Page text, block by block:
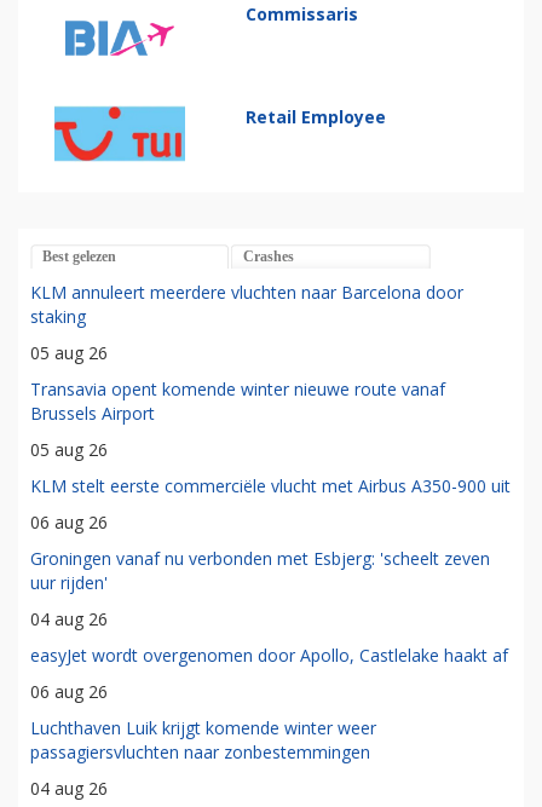
Commissaris
Retail Employee
Best gelezen Crashes
KLM annuleert meerdere vluchten naar Barcelona door
staking
05 aug 26
Transavia opent komende winter nieuwe route vanaf
Brussels Airport
05 aug 26
KLM stelt eerste commerciële vlucht met Airbus A350-900 uit
06 aug 26
Groningen vanaf nu verbonden met Esbjerg: 'scheelt zeven
uur rijden'
04 aug 26
easyJet wordt overgenomen door Apollo, Castlelake haakt af
06 aug 26
Luchthaven Luik krijgt komende winter weer
passagiersvluchten naar zonbestemmingen
04 aug 26